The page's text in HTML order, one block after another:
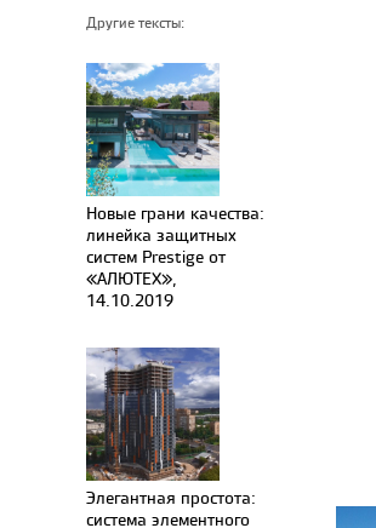
Другие тексты:
Новые грани качества:
линейка защитных
систем Prestige от
«АЛЮТЕХ»,
14.10.2019
Элегантная простота:
система элементного